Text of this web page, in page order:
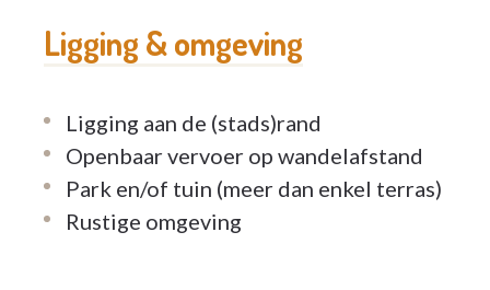
Ligging & omgeving
Ligging aan de (stads)rand
Openbaar vervoer op wandelafstand
Park en/of tuin (meer dan enkel terras)
Rustige omgeving